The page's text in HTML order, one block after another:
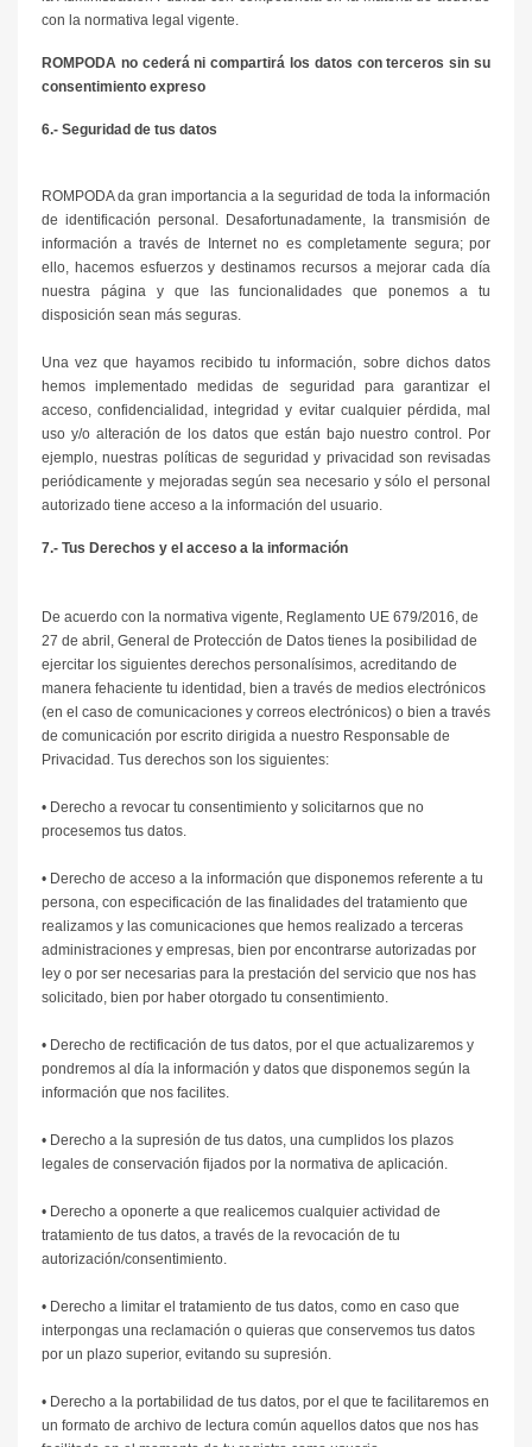
con la normativa legal vigente.
ROMPODA no cederá ni compartirá los datos con terceros sin su
consentimiento expreso
6.- Seguridad de tus datos
ROMPODA da gran importancia a la seguridad de toda la información
de identificación personal. Desafortunadamente, la transmisión de
información a través de Internet no es completamente segura; por
ello, hacemos esfuerzos y destinamos recursos a mejorar cada día
nuestra página y que las funcionalidades que ponemos a tu
disposición sean más seguras.
Una vez que hayamos recibido tu información, sobre dichos datos
hemos implementado medidas de seguridad para garantizar el
acceso, confidencialidad, integridad y evitar cualquier pérdida, mal
uso y/o alteración de los datos que están bajo nuestro control. Por
ejemplo, nuestras políticas de seguridad y privacidad son revisadas
periódicamente y mejoradas según sea necesario y sólo el personal
autorizado tiene acceso a la información del usuario.
7.- Tus Derechos y el acceso a la información
De acuerdo con la normativa vigente, Reglamento UE 679/2016, de
27 de abril, General de Protección de Datos tienes la posibilidad de
ejercitar los siguientes derechos personalísimos, acreditando de
manera fehaciente tu identidad, bien a través de medios electrónicos
(en el caso de comunicaciones y correos electrónicos) o bien a través
de comunicación por escrito dirigida a nuestro Responsable de
Privacidad. Tus derechos son los siguientes:
• Derecho a revocar tu consentimiento y solicitarnos que no
procesemos tus datos.
• Derecho de acceso a la información que disponemos referente a tu
persona, con especificación de las finalidades del tratamiento que
realizamos y las comunicaciones que hemos realizado a terceras
administraciones y empresas, bien por encontrarse autorizadas por
ley o por ser necesarias para la prestación del servicio que nos has
solicitado, bien por haber otorgado tu consentimiento.
• Derecho de rectificación de tus datos, por el que actualizaremos y
pondremos al día la información y datos que disponemos según la
información que nos facilites.
• Derecho a la supresión de tus datos, una cumplidos los plazos
legales de conservación fijados por la normativa de aplicación.
• Derecho a oponerte a que realicemos cualquier actividad de
tratamiento de tus datos, a través de la revocación de tu
autorización/consentimiento.
• Derecho a limitar el tratamiento de tus datos, como en caso que
interpongas una reclamación o quieras que conservemos tus datos
por un plazo superior, evitando su supresión.
• Derecho a la portabilidad de tus datos, por el que te facilitaremos en
un formato de archivo de lectura común aquellos datos que nos has